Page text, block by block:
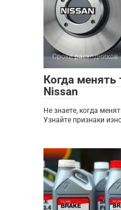
Сроки расходников
Когда
Nissan
Не знаете, когда
Узнайте признаки